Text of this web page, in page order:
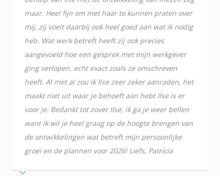
maar. Heel fijn om met haar te kunnen praten over
mij, zij voelt daarbij ook heel goed aan wat ik nodig
heb. Wat werk betreft heeft zij ook precies
aangevoeld hoe een gesprek met mijn werkgever
ging verlopen, echt exact zoals ze omschreven
heeft. Al met al zou ik Ilse zeer zeker aanraden, het
maakt niet uit waar je behoeft aan hebt Ilse is er
voor je. Bedankt tot zover Ilse, ik ga je weer bellen
want ik wil je heel graag op de hoogte brengen van
de ontwikkelingen wat betreft mijn persoonlijke
groei en de plannen voor 2026! Liefs, Patricia